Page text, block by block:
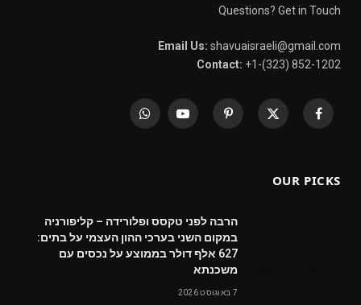
Questions? Get in Touch
Email Us: shavuaisraeli@gmail.com
Contact: +1-(323) 852-1202
Facebook
X
Pinterest
YouTube
WhatsApp
OUR PICKS
הרבה לפני טקסס ופלורידה – קליפורניה
במקום השני בערכי ההון העצמי על בתים:
627 אלף דולר בממוצע על נכסים עם
משכנתא
7 באוגוסט 2026